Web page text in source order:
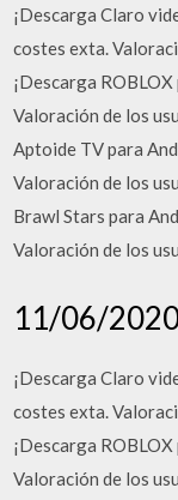
¡Descarga Claro
costes exta.
¡Descarga
Valoración de los
Aptoide TV para
Valoración de los
Brawl Stars para
Valoración de los
11/06/
¡Descarga Claro
costes exta.
¡Descarga
Valoración de los